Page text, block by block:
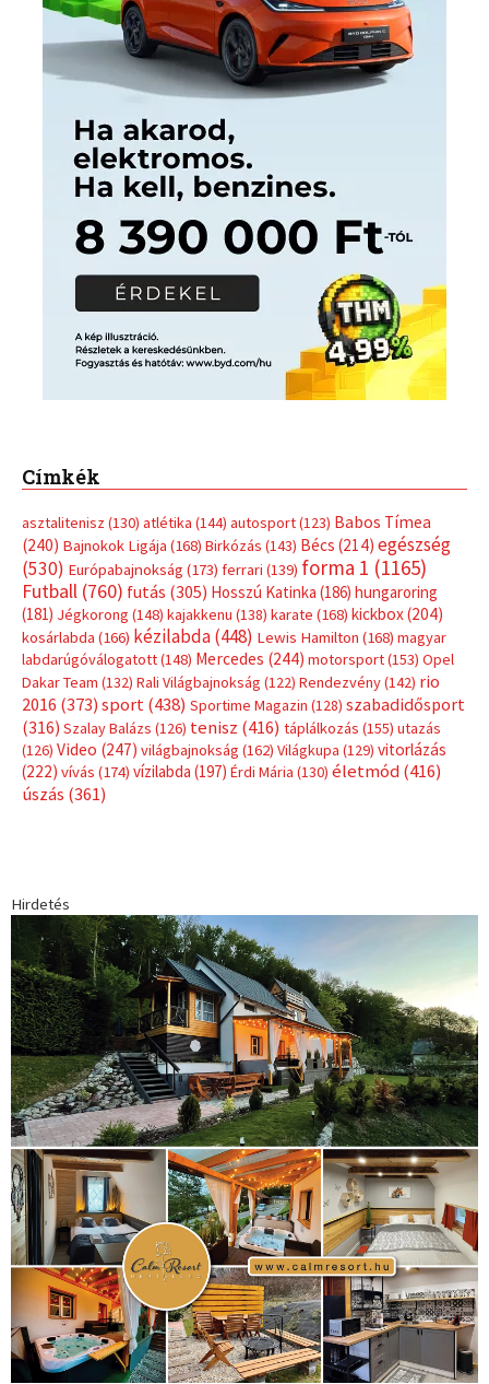
Címkék
asztalitenisz (130) atlétika (144) autosport(123) Babos Tímea
(240) Bajnokok Ligája (168) Birkózás (143) Bécs (214) egészség
(530) Európabajnokság (173) ferrari (139) forma 1 (1165)
Futball (760) futás (305) Hosszú Katinka (186) hungaroring
(181) Jégkorong (148) kajakkenu (138) karate (168) kickbox(204)
kosárlabda (166) kézilabda(448) Lewis Hamilton (168) magyar
labdarúgóválogatott(148) Mercedes (244) motorsport(153) Opel
Dakar Team (132) Rali Világbajnokság (122) Rendezvény(142) rio
2016 (373) sport(438) Sportime Magazin (128) szabadidősport
(316) Szalay Balázs (126) tenisz (416) táplálkozás (155) utazás
(126) Video (247) világbajnokság (162) Világkupa (129) vitorlázás
(222) vívás (174) vízilabda (197) Érdi Mária (130) életmód(416)
úszás (361)
Hirdetés